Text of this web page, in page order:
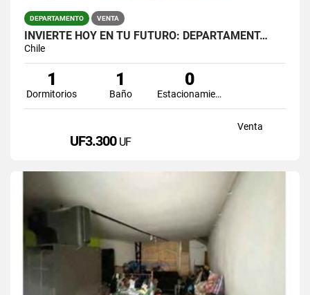
DEPARTAMENTO VENTA
INVIERTE HOY EN TU FUTURO: DEPARTAMENT…
Chile
1
Dormitorios
1
Baño
0
Estacionamiento
Venta
UF3.300 UF